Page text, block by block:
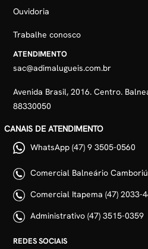
Ouvidoria
Trabalhe conosco
ATENDIMENTO
sac@adimalugueis.com.br
Avenida Brasil, 2016. Centro.
88330050
CANAIS DE ATENDIMENTO
WhatsApp (47) 9 3505-0560
Comercial Balneário
Comercial Itapema (47) 2033-
Administrativo (47) 3515-0359
REDES SOCIAIS